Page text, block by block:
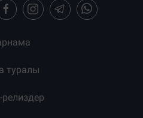
туралы
релиздер